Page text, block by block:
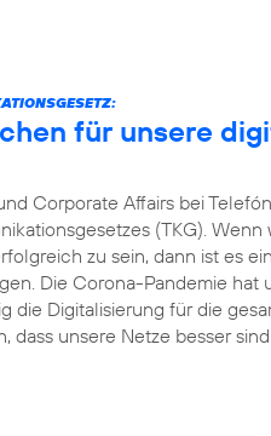
für unsere
Corporate Affairs bei
(TKG). Wenn
zu sein, dann ist es
Die Corona-Pandemie hat
die Digitalisierung für die
dass unsere Netze besser